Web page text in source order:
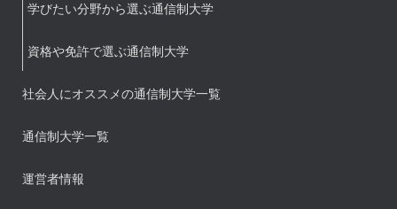
学びたい分野から選ぶ通信制大学
資格や免許で選ぶ通信制大学
社会人にオススメの通信制大学一覧
通信制大学一覧
運営者情報